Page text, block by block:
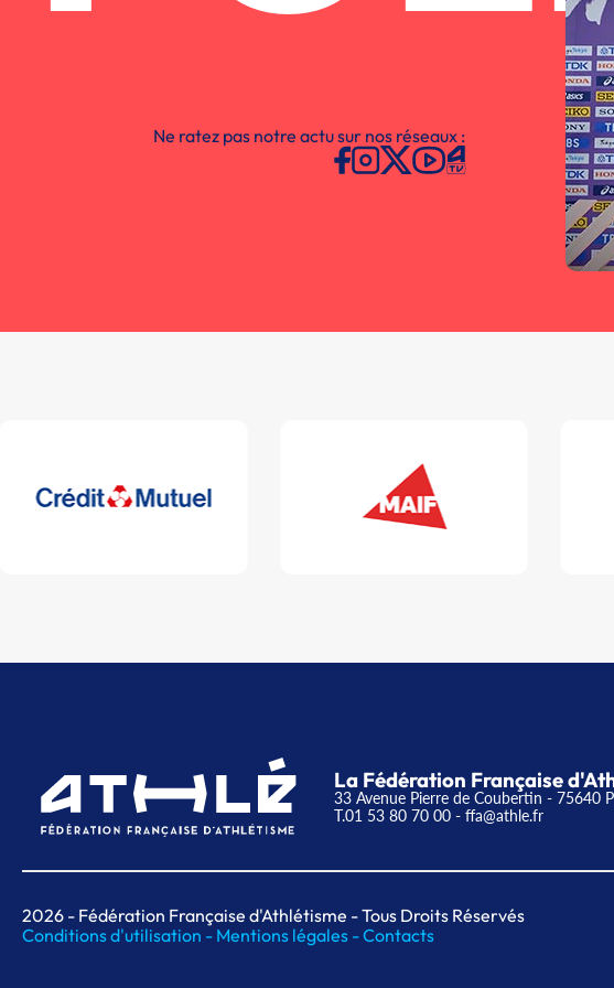
Ne ratez pas notre actu sur nos réseaux :
La Fédération Française
33 Avenue Pierre de Coubertin - 75640
T.01 53 80 70 00 - ffa@athle.fr
2026 - Fédération Française d'Athlétisme - Tous Droits Réservés
Conditions d'utilisation - Mentions légales -Contacts